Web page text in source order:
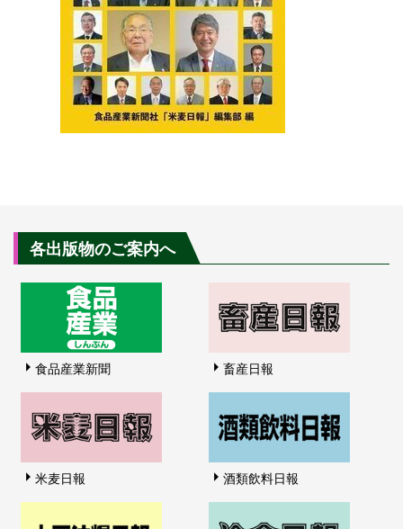
各出版物のご案内へ
食品産業新聞 畜産日報
米麦日報 酒類飲料日報